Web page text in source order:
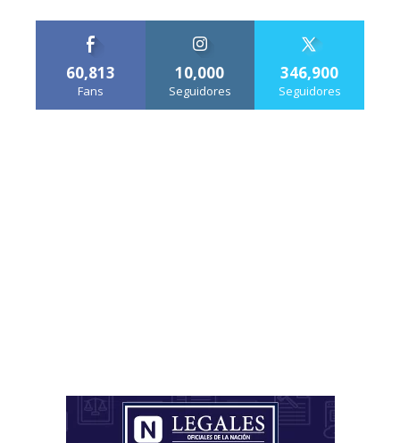
60,813
Fans
10,000
Seguidores
346,900
Seguidores